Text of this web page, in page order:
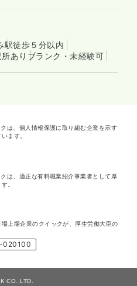
駅徒歩５分以内
あり ブランク・未経験可
は、個人情報保護に取り組む企業を示す
ます。
は、適正な有料職業紹介事業者として厚
。
上場企業のクイックが、厚生労働大臣の
-020100
CO.,LTD.